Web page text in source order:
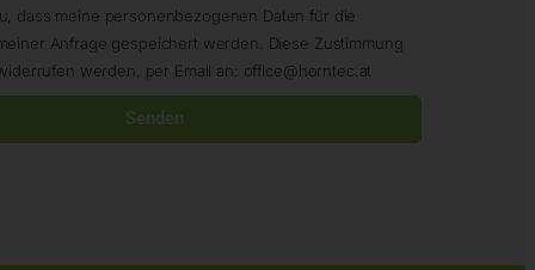
dass meine personenbezogenen Daten für die
Anfrage gespeichert werden. Diese Zustimmung
werden, per Email an: office@horntec.at
Senden